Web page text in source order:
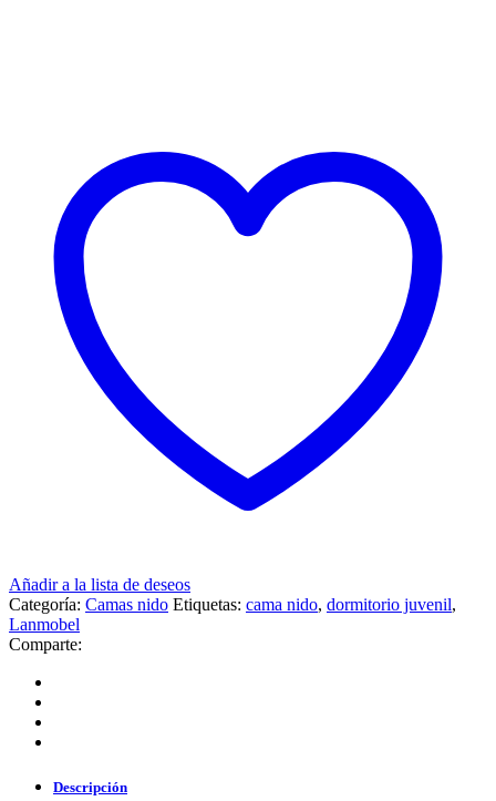
Añadir a la lista de deseos
Categoría: Camas nido Etiquetas: cama nido, dormitorio juvenil,
Lanmobel
Comparte:
Descripción